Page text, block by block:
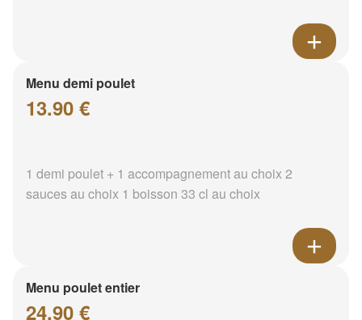
Menu demi poulet
13.90 €
1 demi poulet + 1 accompagnement au choix 2
sauces au choix 1 boisson 33 cl au choix
Menu poulet entier
24.90 €